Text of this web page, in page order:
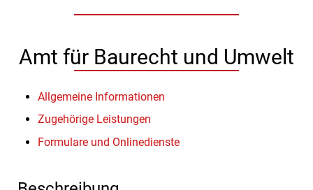
Amt für Baurecht und Umwelt
Allgemeine Informationen
Zugehörige Leistungen
Formulare und Onlinedienste